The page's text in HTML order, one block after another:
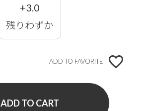
+3.0
残りわずか
ADD TO FAVORITE
ADD TO CART